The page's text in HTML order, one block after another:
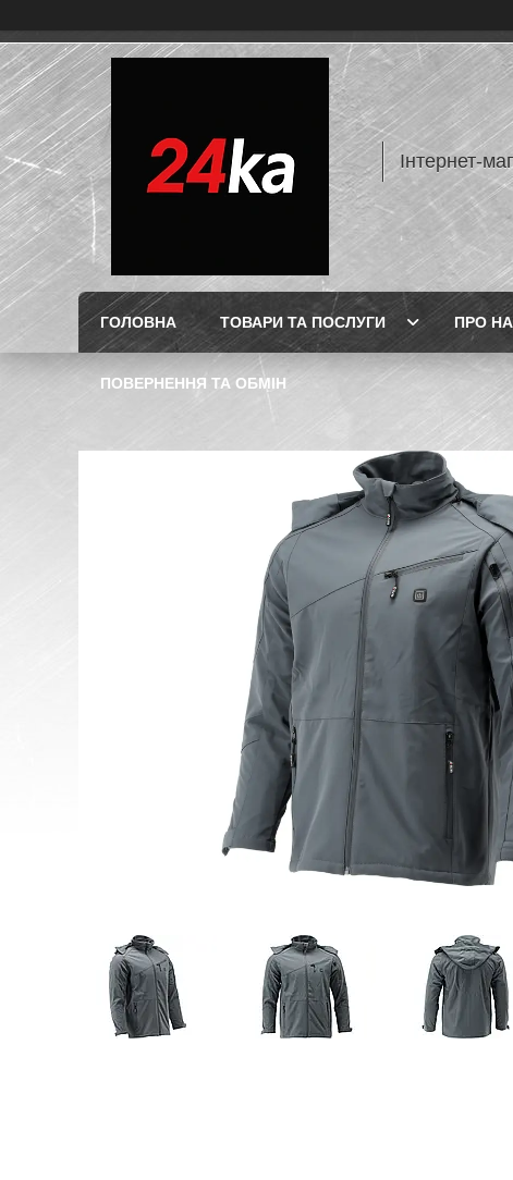
Інтернет-
ГОЛОВНА ТОВАРИ ТА ПОСЛУГИ ПРО
ПОВЕРНЕННЯ ТА ОБМІН